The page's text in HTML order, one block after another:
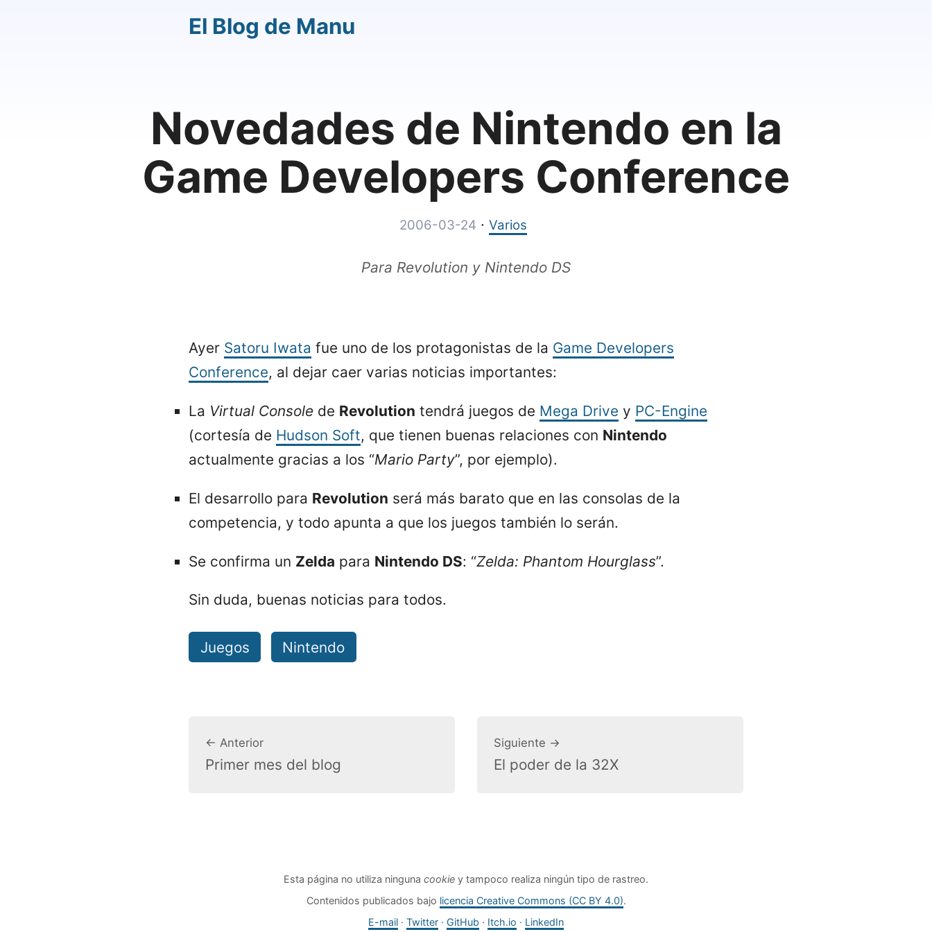
El Blog de Manu
Novedades de Nintendo en la
Game Developers Conference
2006-03-24 ·Varios
Para Revolution y Nintendo DS
Ayer Satoru Iwata fue uno de los protagonistas de la Game Developers
Conference, al dejar caer varias noticias importantes:
La Virtual Console de Revolution tendrá juegos de Mega Drive y PC-Engine
(cortesía de Hudson Soft, que tienen buenas relaciones con Nintendo
actualmente gracias a los “Mario Party”, por ejemplo).
El desarrollo para Revolution será más barato que en las consolas de la
competencia, y todo apunta a que los juegos también lo serán.
Se confirma un Zelda para Nintendo DS: “Zelda: Phantom Hourglass”.
Sin duda, buenas noticias para todos.
Juegos Nintendo
← Anterior
Primer mes del blog
Siguiente →
El poder de la 32X
Esta página no utiliza ninguna cookie y tampoco realiza ningún tipo de rastreo.
Contenidos publicados bajo licencia Creative Commons (CC BY 4.0).
E-mail · Twitter · GitHub · Itch.io · LinkedIn